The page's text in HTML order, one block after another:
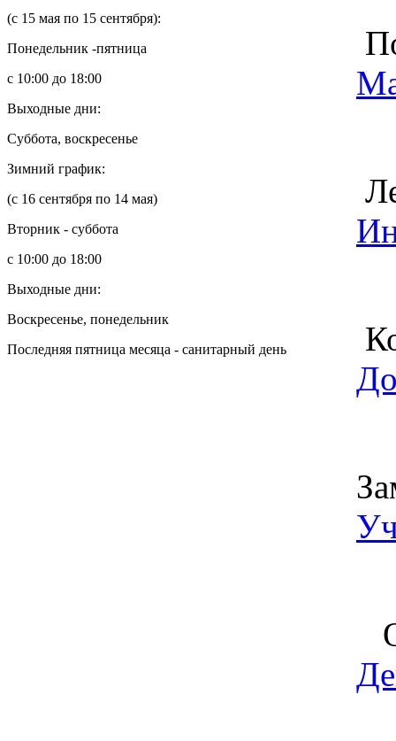
(с 15 мая по 15 сентября):
Понедельник -пятница
с 10:00 до 18:00
Выходные дни:
Суббота, воскресенье
Зимний график:
(с 16 сентября по 14 мая)
Вторник - суббота
с 10:00 до 18:00
Выходные дни:
Воскресенье, понедельник
Последняя пятница месяца - санитарный день